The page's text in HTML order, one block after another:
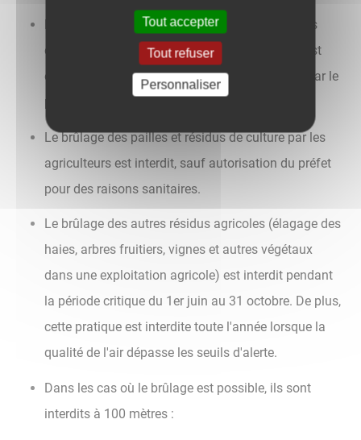
L'incinération des déchets professionnels par les
entreprises d'espaces verts et les paysagistes est
également interdite, sauf dérogation accordée par le
préfet dans certaines conditions.
Le brûlage des pailles et résidus de culture par les
agriculteurs est interdit, sauf autorisation du préfet
pour des raisons sanitaires.
Le brûlage des autres résidus agricoles (élagage des
haies, arbres fruitiers, vignes et autres végétaux
dans une exploitation agricole) est interdit pendant
la période critique du 1er juin au 31 octobre. De plus,
cette pratique est interdite toute l'année lorsque la
qualité de l'air dépasse les seuils d'alerte.
Dans les cas où le brûlage est possible, ils sont
interdits à 100 mètres :
Tout accepter
Tout refuser
Personnaliser